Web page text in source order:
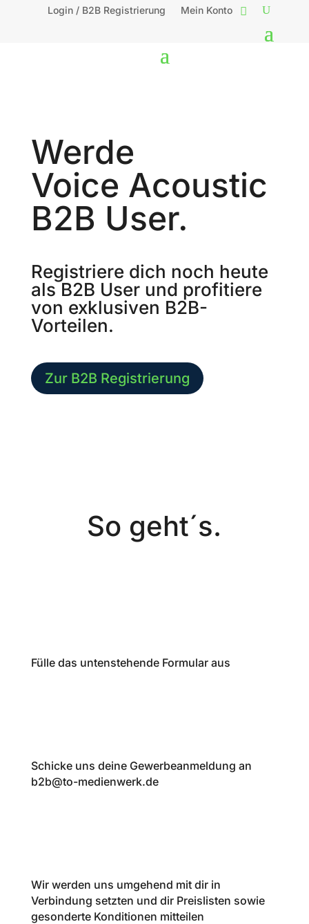
Login / B2B Registrierung Mein Konto
Werde
Voice Acoustic
B2B User.
Registriere dich noch heute
als B2B User und profitiere
von exklusiven B2B-
Vorteilen.
Zur B2B Registrierung
So geht´s.
Fülle das untenstehende Formular aus
Schicke uns deine Gewerbeanmeldung an
b2b@to-medienwerk.de
Wir werden uns umgehend mit dir in
Verbindung setzten und dir Preislisten sowie
gesonderte Konditionen mitteilen